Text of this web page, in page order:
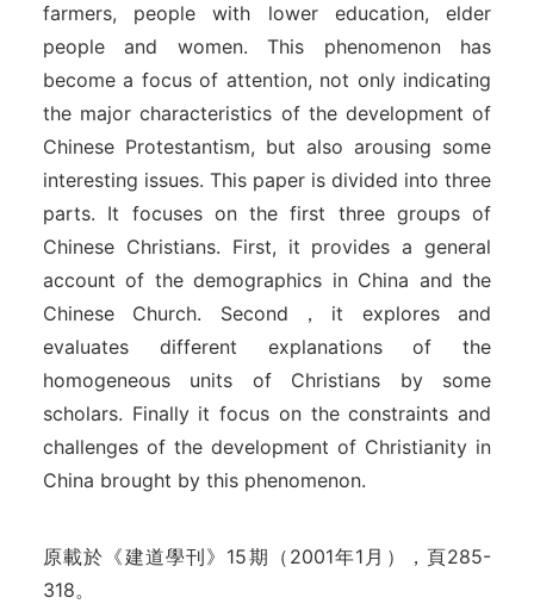
farmers, people with lower education, elder
people and women. This phenomenon has
become a focus of attention, not only indicating
the major characteristics of the development of
Chinese Protestantism, but also arousing some
interesting issues. This paper is divided into three
parts. It focuses on the first three groups of
Chinese Christians. First, it provides a general
account of the demographics in China and the
Chinese Church. Second，it explores and
evaluates different explanations of the
homogeneous units of Christians by some
scholars. Finally it focus on the constraints and
challenges of the development of Christianity in
China brought by this phenomenon.
原載於《建道學刊》15期（2001年1月），頁285-
318。